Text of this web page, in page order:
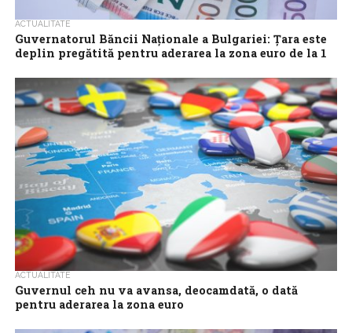
ACTUALITATE
Guvernatorul Băncii Naționale a Bulgariei: Țara este
deplin pregătită pentru aderarea la zona euro de la 1
Dimitar Radev, guvernatorul Băncii Naționale a Bulgariei (BNB) a
anunțat că țara sa este complet pregătită pentru aderarea la
zona euro, reafirmând...
ACTUALITATE
Guvernul ceh nu va avansa, deocamdată, o dată
pentru aderarea la zona euro